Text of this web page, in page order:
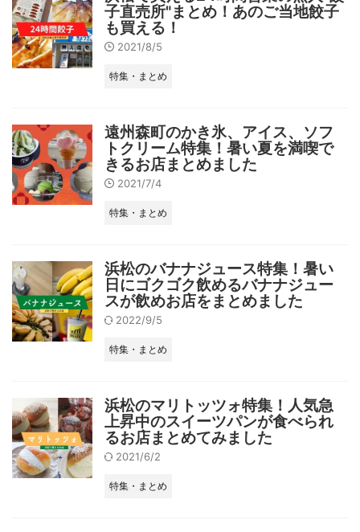
子直売所"まとめ！あのご当地餃子
も買える！
2021/8/5
特集・まとめ
遠州森町のかき氷、アイス、ソフ
トクリーム特集！暑い夏を満喫で
きるお店まとめました
2021/7/4
特集・まとめ
浜松のバナナジュース特集！暑い
日にゴクゴク飲めるバナナジュー
スが飲めお店をまとめました
2022/9/5
特集・まとめ
浜松のマリトッツォ特集！人気急
上昇中のスイーツパンが食べられ
るお店まとめてみました
2021/6/2
特集・まとめ